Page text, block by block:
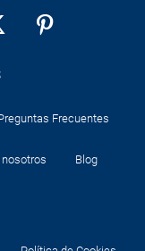
Frecuentes
Blog